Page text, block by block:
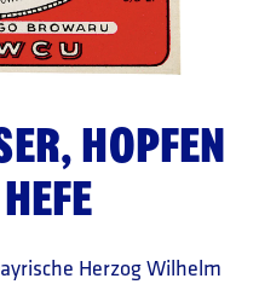
HOPFEN
Herzog Wilhelm